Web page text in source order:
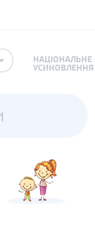
НАЦІОНАЛЬНЕ
УСИНОВЛЕННЯ